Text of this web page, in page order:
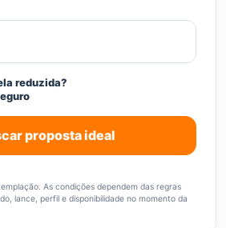
reduzida?
proposta ideal
As condições dependem das regras
lance, perfil e disponibilidade no momento da